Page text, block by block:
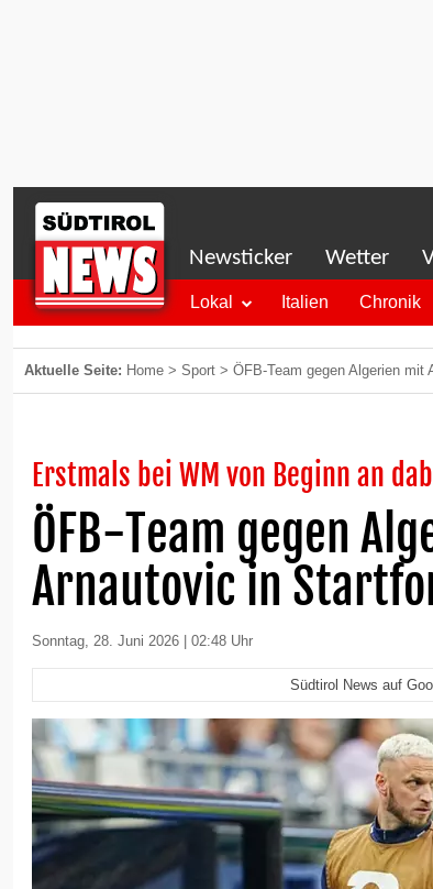
Newsticker Wetter
Lokal Italien Chronik
Aktuelle Seite: Home > Sport > ÖFB-Team gegen Algerien mit
Erstmals bei WM von Beginn an
ÖFB-Team gegen
Arnautovic in
Sonntag, 28. Juni 2026 | 02:48 Uhr
Südtirol News auf